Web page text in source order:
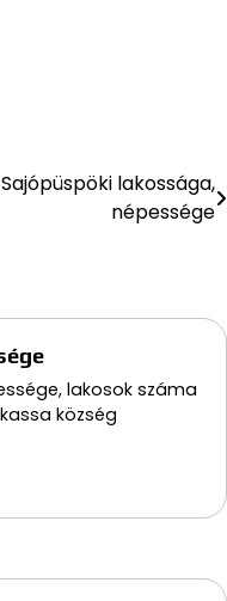
Sajópüspöki lakossága,
népessége
lakosok száma
község